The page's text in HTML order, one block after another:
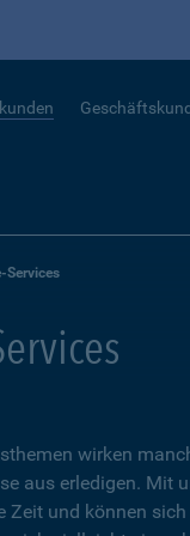
Services
wirken
aus erledigen. Mit
Zeit und können